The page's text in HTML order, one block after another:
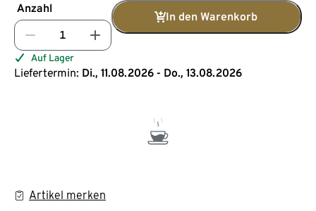
Anzahl
In den Warenkorb
Auf Lager
Liefertermin: Di., 11.08.2026 - Do., 13.08.2026
Artikel merken